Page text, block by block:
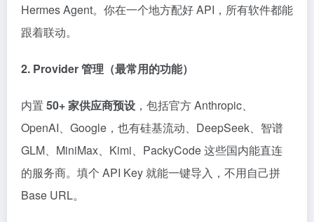
Hermes Agent。你在一个地方配好 API，所有软件都能
跟着联动。
2. Provider 管理（最常用的功能）
内置 50+ 家供应商预设 ，包括官方 Anthropic、
OpenAI、Google，也有硅基流动、DeepSeek、智谱
GLM、MiniMax、Kimi、PackyCode 这些国内能直连
的服务商。填个 API Key 就能一键导入，不用自己拼
Base URL。